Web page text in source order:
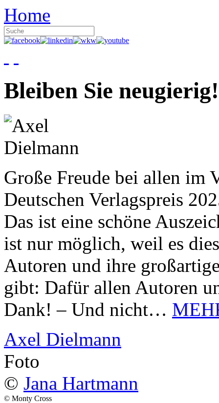
Home
Bleiben Sie neugierig!
Große Freude bei allen im
Deutschen Verlagspreis
Das ist eine schöne
ist nur möglich, weil es
Autoren und ihre
gibt: Dafür allen Autoren
Dank! – Und nicht…
Axel Dielmann
Foto
© Jana Hartmann
© Monty Cross